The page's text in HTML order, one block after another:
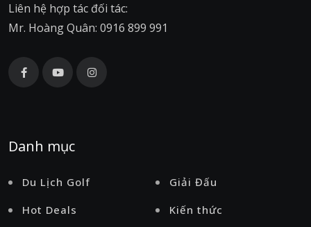
Liên hệ hợp tác đối tác:
Mr. Hoàng Quân: 0916 899 991
Danh mục
Du Lịch Golf
Giải Đấu
Hot Deals
Kiến thức